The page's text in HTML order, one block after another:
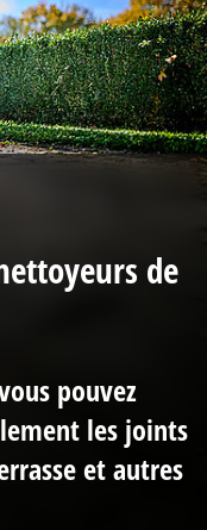
de
pouvez
les joints
et autres